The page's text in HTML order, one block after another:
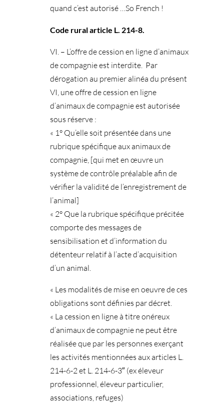
quand c’est autorisé …So French !
Code rural article L. 214-8.
VI. – L’offre de cession en ligne d’animaux
de compagnie est interdite. Par
dérogation au premier alinéa du présent
VI, une offre de cession en ligne
d’animaux de compagnie est autorisée
sous réserve :
« 1° Qu’elle soit présentée dans une
rubrique spécifique aux animaux de
compagnie, [qui met en œuvre un
système de contrôle préalable afin de
vérifier la validité de l’enregistrement de
l’animal]
« 2° Que la rubrique spécifique précitée
comporte des messages de
sensibilisation et d’information du
détenteur relatif à l’acte d’acquisition
d’un animal.
« Les modalités de mise en oeuvre de ces
obligations sont définies par décret.
« La cession en ligne à titre onéreux
d’animaux de compagnie ne peut être
réalisée que par les personnes exerçant
les activités mentionnées aux articles L.
214-6-2 et L. 214-6-3″ (ex éleveur
professionnel, éleveur particulier,
associations, refuges)